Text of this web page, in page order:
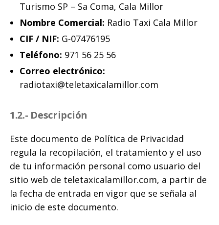
Turismo SP – Sa Coma, Cala Millor
Nombre Comercial: Radio Taxi Cala Millor
CIF / NIF: G-07476195
Teléfono: 971 56 25 56
Correo electrónico:
radiotaxi@teletaxicalamillor.com
1.2.- Descripción
Este documento de Política de Privacidad
regula la recopilación, el tratamiento y el uso
de tu información personal como usuario del
sitio web de teletaxicalamillor.com, a partir de
la fecha de entrada en vigor que se señala al
inicio de este documento.